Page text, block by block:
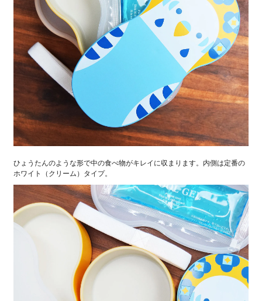
ひょうたんのような形で中の食べ物がキレイに収まります。内側は定番の
ホワイト（クリーム）タイプ。